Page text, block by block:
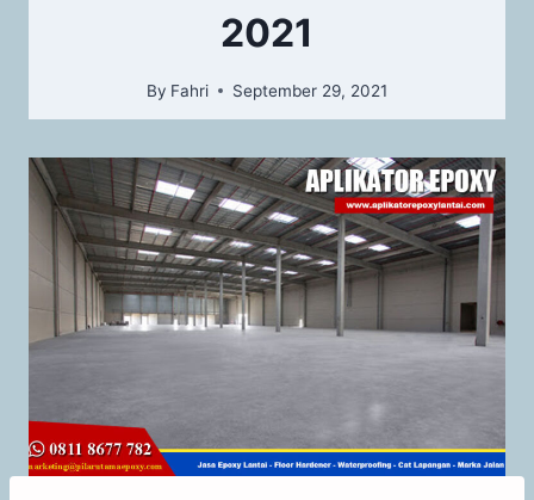
2021
By Fahri September 29, 2021